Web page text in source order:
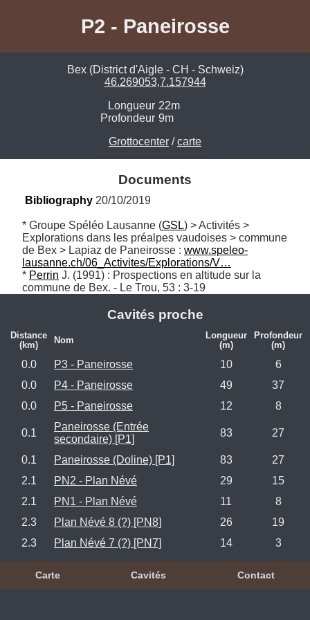
P2 - Paneirosse
Bex (District d'Aigle - CH - Schweiz)
46.269053,7.157944
Longueur 22m
Profondeur 9m
Grottocenter /carte
Documents
Bibliography 20/10/2019
* Groupe Spéléo Lausanne (GSL) > Activités >
Explorations dans les préalpes vaudoises > commune
de Bex > Lapiaz de Paneirosse : www.speleo-
lausanne.ch/06_Activites/Explorations/V…
* Perrin J. (1991) : Prospections en altitude sur la
commune de Bex. - Le Trou, 53 : 3-19
Cavités proche
Distance
(km)
Nom
Longueur
(m)
Profondeur
(m)
0.0 P3 - Paneirosse 10
6
0.0
P4 - Paneirosse 49
37
0.0
P5 - Paneirosse 12 8
0.1
Paneirosse (Entrée
secondaire) [P1]
83 27
0.1 Paneirosse (Doline) [P1] 83
27
2.1
PN2 - Plan Névé 29
15
2.1
PN1 - Plan Névé 11
8
2.3
Plan Névé 8 (?) [PN8] 26
19
2.3
Plan Névé 7 (?) [PN7] 14 3
Carte Cavités Contact